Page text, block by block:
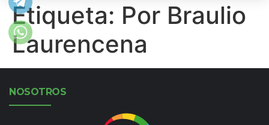
Etiqueta: Por Braulio
Laurencena
NOSOTROS